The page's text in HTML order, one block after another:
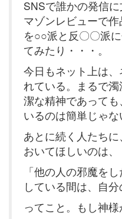
SNSで誰かの発信
マゾンレビューで
を○○派と反〇〇派
てみたり・・・。
今日もネット上は
れている。まるで
潔な精神であって
いるのは簡単じゃな
あとに続く人たち
おいてほしいのは、
「他の人の邪魔を
している間は、自
ってこと。もし神